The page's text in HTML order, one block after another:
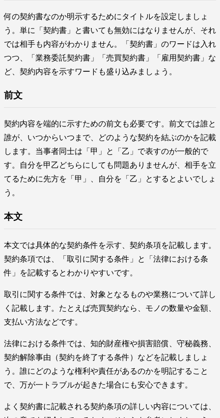
何の契約書なのか明示するためにタイトルを設定しましょ
う。単に「契約書」と書いても無効にはなりませんが、それ
では相手も内容がわかりません。「契約書」のワードは入れ
つつ、「業務委託契約書」「売買契約書」「雇用契約書」な
ど、契約内容を示すワードも盛り込みましょう。
前文
契約内容を端的に示すための前文も必要です。前文では誰と
誰が、いつからいつまで、どのような契約を結ぶのかを記載
します。当事者同士は「甲」と「乙」で表すのが一般的で
す。自分を甲乙どちらにしても問題ありませんが、相手を立
てるために先方を「甲」、自分を「乙」とするとよいでしょ
う。
本文
本文では具体的な契約条件を示す、契約条項を記載します。
契約条項では、「取引に関する条件」と「法律における条
件」を記載するとわかりやすいです。
取引に関する条件では、対象となるものや業務について詳し
く記載します。たとえば売買契約なら、モノの数量や金額、
支払い方法などです。
法律における条件では、知的財産権や損害賠償、守秘義務、
契約解除事由（契約を終了する条件）などを記載しましょ
う。誰にどのような権利や責任があるのかを明記すること
で、万が一トラブルが起きた場合にも安心できます。
よく契約書に記載される契約条項の詳しい内容については、